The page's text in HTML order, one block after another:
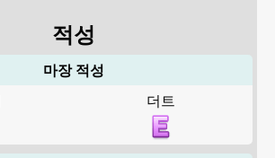
적성
마장 적성
더트